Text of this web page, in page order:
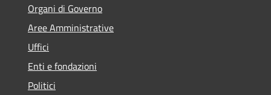
Organi di Governo
Aree Amministrative
Uffici
Enti e fondazioni
Politici